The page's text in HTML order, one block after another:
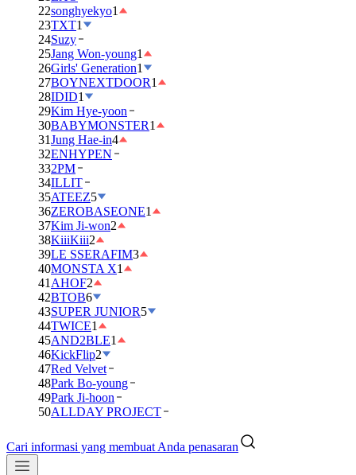
22songhyekyo1
23TXT1
24Suzy
25Jang Won-young1
26Girls' Generation1
27BOYNEXTDOOR1
28IDID1
29Kim Hye-yoon
30BABYMONSTER1
31Jung Hae-in4
32ENHYPEN
332PM
34ILLIT
35ATEEZ5
36ZEROBASEONE1
37Kim Ji-won2
38KiiiKiii2
39LE SSERAFIM3
40MONSTA X1
41 AHOF2
42BTOB6
43SUPER JUNIOR5
44TWICE1
45AND2BLE1
46KickFlip2
47Red Velvet
48Park Bo-young
49Park Ji-hoon
50ALLDAY PROJECT
Cari informasi yang membuat Anda penasaran